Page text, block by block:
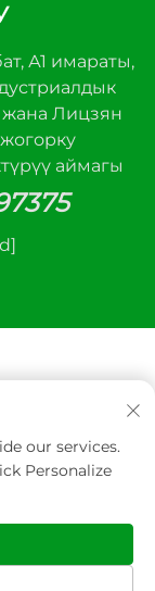
А1 имараты,
Лицзян
аймагы
укуктар
our services.
Personalize